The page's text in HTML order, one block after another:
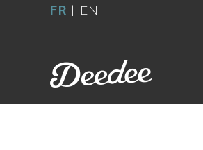
FR | EN